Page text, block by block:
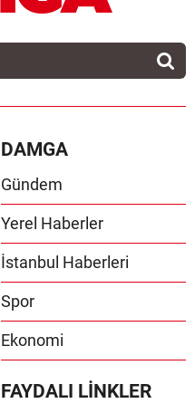
DAMGA
Gündem
Yerel Haberler
İstanbul Haberleri
Spor
Ekonomi
FAYDALI LİNKLER